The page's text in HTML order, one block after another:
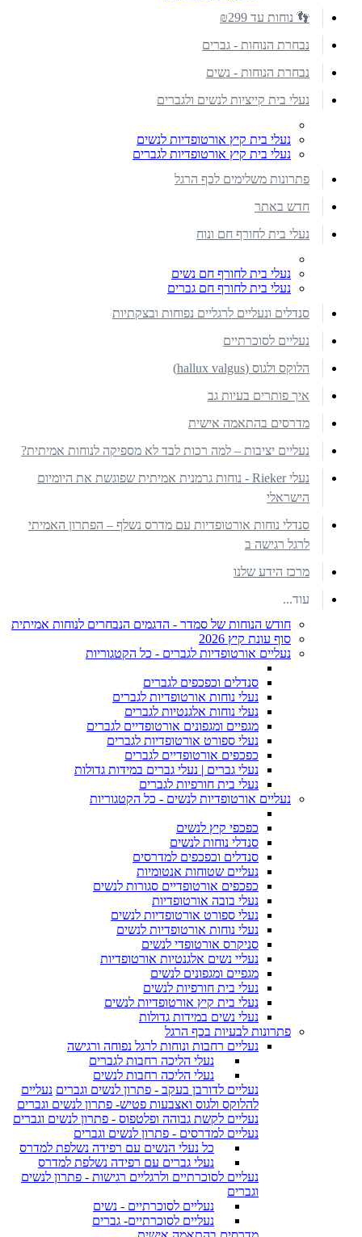
👣 נוחות עד ₪299
נבחרת הנוחות - גברים
נבחרת הנוחות - נשים
נעלי בית קייציות לנשים ולגברים
נעלי בית קיץ אורטופדיות לנשים
נעלי בית קיץ אורטופדיות לגברים
פתרונות משלימים לכף הרגל
חדש באתר
נעלי בית לחורף חם ונוח
נעלי בית לחורף חם נשים
נעלי בית לחורף חם גברים
סנדלים ונעליים לרגליים נפוחות ובצקתיות
נעליים לסוכרתיים
הלוקס ולגוס (hallux valgus)
איך פותרים בעיות גב
מדרסים בהתאמה אישית
נעליים יציבות – למה רכות לבד לא מספיקה לנוחות אמיתית?
נעלי Rieker - נוחות גרמנית אמיתית שפוגשת את היומיום
הישראלי
סנדלי נוחות אורטופדיות עם מדרס נשלף – הפתרון האמיתי
לרגל רגישה ב
מרכז הידע שלנו
עוד...
חודש הנוחות של סמדר - הדגמים הנבחרים לנוחות אמיתית
סוף עונת קיץ 2026
נעליים אורטופדיות לגברים - כל הקטגוריות
סנדלים וכפכפים לגברים
נעלי נוחות אורטופדיות לגברים
נעלי נוחות אלגנטיות לגברים
מגפיים ומגפונים אורטופדיים לגברים
נעלי ספורט אורטופדיות לגברים
כפכפים אורטופדיים לגברים
נעלי גברים | נעלי גברים במידות גדולות
נעלי בית חורפיות לגברים
נעליים אורטופדיות לנשים - כל הקטגוריות
כפכפי קיץ לנשים
סנדלי נוחות לנשים
סנדלים וכפכפים למדרסים
נעליים שטוחות אנטומיות
כפכפים אורטופדיים סגורות לנשים
נעלי בובה אורטופדיות
נעלי ספורט אורטופדיות לנשים
נעלי נוחות אורטופדיות לנשים
סניקרס אורטופדי לנשים
נעליי נשים אלגנטיות אורטופדיות
מגפיים ומגפונים לנשים
נעלי בית חורפיות לנשים
נעלי בית קיץ אורטופדיות לנשים
נעלי נשים במידות גדולות
פתרונות לבעיות בכף הרגל
נעליים רחבות ונוחות לרגל נפוחה ורגישה
נעלי הליכה רחבות לגברים
נעלי הליכה רחבות לנשים
נעליים לדורבן בעקב - פתרון לנשים וגברים נעליים
להלוקס ולגוס ואצבעות פטיש- פתרון לנשים וגברים
נעליים לקשת גבוהה ופלטפוס - פתרון לנשים וגברים
נעליים למדרסים - פתרון לנשים וגברים
כל נעלי הנשים עם רפידה נשלפת למדרס
נעלי גברים עם רפידה נשלפת למדרס
נעליים לסוכרתיים ולרגליים רגישות - פתרון לנשים
וגברים
נעליים לסוכרתיים - נשים
נעליים לסוכרתיים- גברים